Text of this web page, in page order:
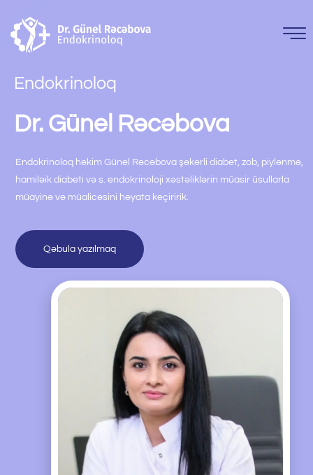
Endokrinoloq
Dr. Günel Rəcəbova
Endokrinoloq həkim Günel Rəcəbova şəkərli diabet, zob, piylənmə,
hamiləik diabeti və s. endokrinoloji xəstəliklərin müasir üsullarla
müayinə və müalicəsini həyata keçiririk.
Qəbula yazılmaq